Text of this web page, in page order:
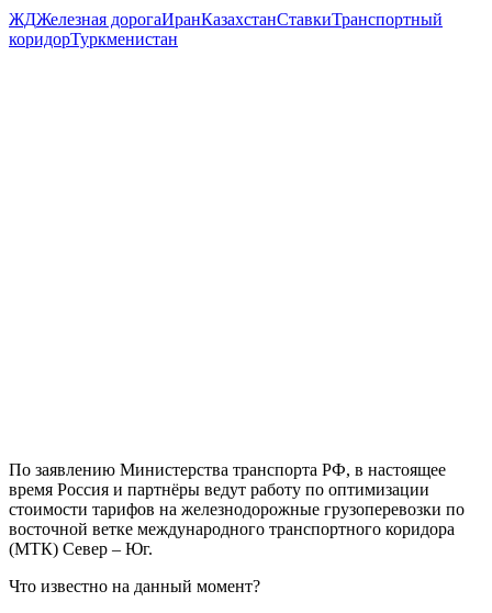
ЖДЖелезная дорогаИранКазахстанСтавкиТранспортный
коридорТуркменистан
По заявлению Министерства транспорта РФ, в настоящее
время Россия и партнёры ведут работу по оптимизации
стоимости тарифов на железнодорожные грузоперевозки по
восточной ветке международного транспортного коридора
(МТК) Север – Юг.
Что известно на данный момент?